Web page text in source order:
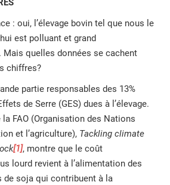
: oui, l’élevage bovin tel que nous le
est polluant et grand
Mais quelles données se cachent
chiffres?
partie responsables des 13%
de Serre (GES) dues à l’élevage.
la FAO (Organisation des Nations
et l’agriculture), Tackling climate
[1], montre que le coût
lourd revient à l’alimentation des
de soja qui contribuent à la